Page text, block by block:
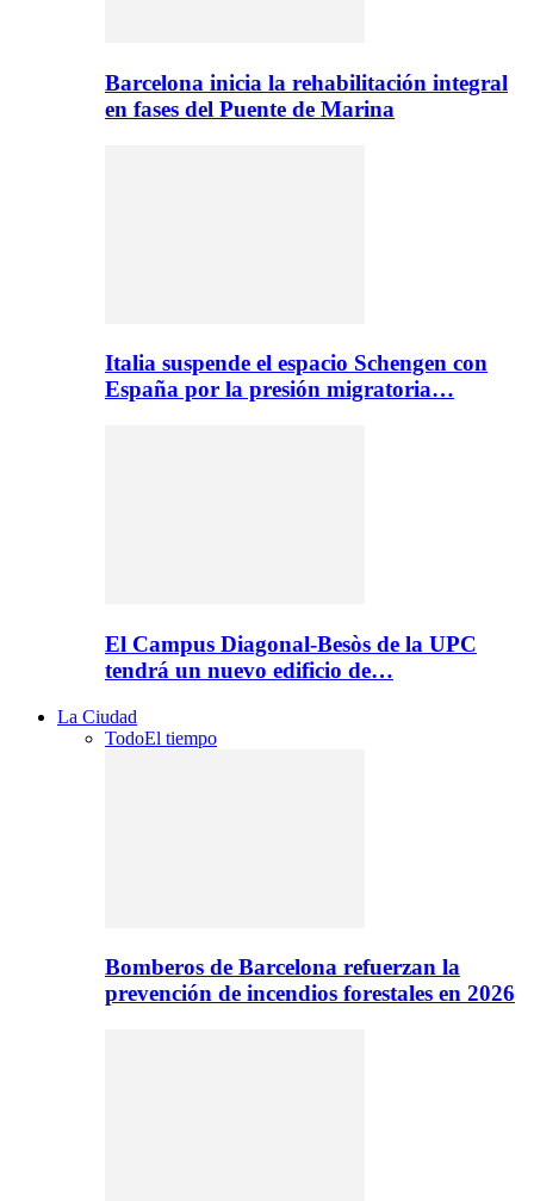
Barcelona inicia la rehabilitación integral
en fases del Puente de Marina
Italia suspende el espacio Schengen con
España por la presión migratoria…
El Campus Diagonal-Besòs de la UPC
tendrá un nuevo edificio de…
La Ciudad
TodoEl tiempo
Bomberos de Barcelona refuerzan la
prevención de incendios forestales en 2026